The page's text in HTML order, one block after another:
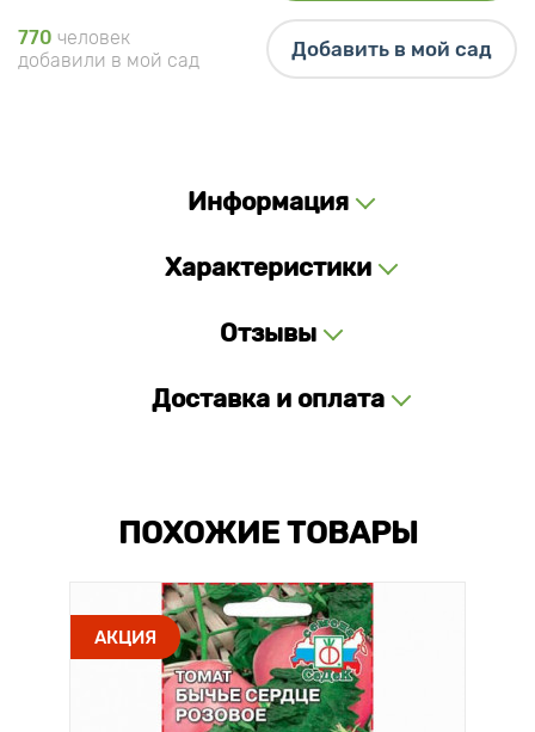
770 человек
добавили в мой сад
Добавить в мой сад
Информация
Характеристики
Отзывы
Доставка и оплата
ПОХОЖИЕ ТОВАРЫ
АКЦИЯ